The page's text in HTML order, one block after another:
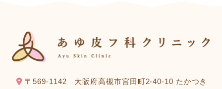
〒569-1142 大阪府高槻市宮田町2-40-10 たかつき